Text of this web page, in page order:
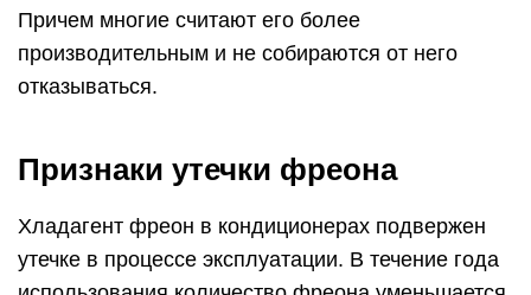
Причем многие считают его более
производительным и не собираются от него
отказываться.
Признаки утечки фреона
Хладагент фреон в кондиционерах подвержен
утечке в процессе эксплуатации. В течение года